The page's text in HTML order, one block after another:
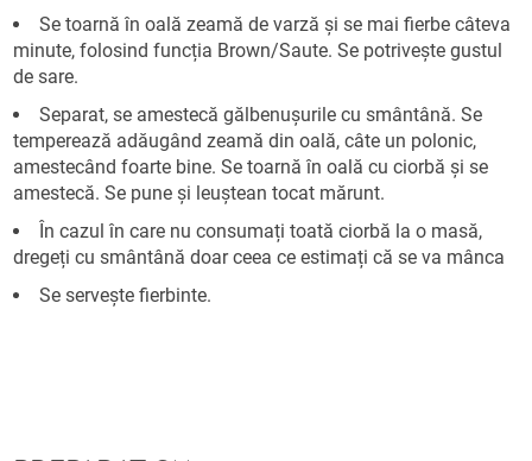
Se toarnă în oală zeamă de varză și se mai fierbe câteva
minute, folosind funcția Brown/Saute. Se potrivește gustul
de sare.
Separat, se amestecă gălbenușurile cu smântână. Se
temperează adăugând zeamă din oală, câte un polonic,
amestecând foarte bine. Se toarnă în oală cu ciorbă și se
amestecă. Se pune și leuștean tocat mărunt.
În cazul în care nu consumați toată ciorbă la o masă,
dregeți cu smântână doar ceea ce estimați că se va mânca
Se servește fierbinte.